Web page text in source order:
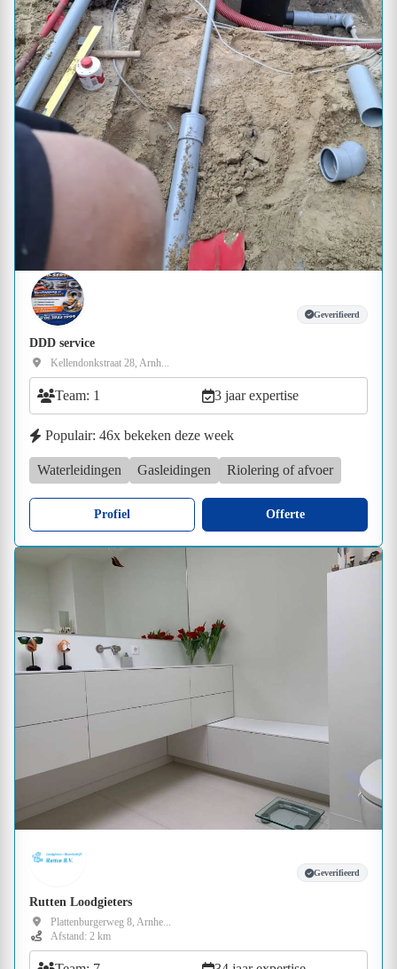
Geverifieerd
DDD service
Kellendonkstraat 28, Arnh...
Team: 1 3 jaar expertise
Populair: 46x bekeken deze week
Waterleidingen Gasleidingen Riolering of afvoer
Profiel Offerte
Geverifieerd
Rutten Loodgieters
Plattenburgerweg 8, Arnhe...
Afstand: 2 km